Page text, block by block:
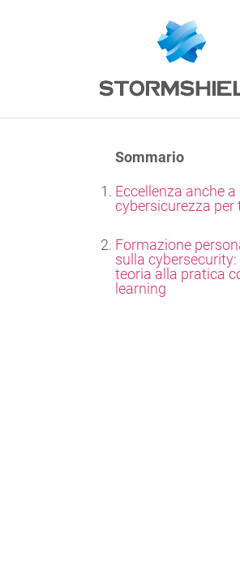
Sommario
Eccellenza anche
cybersicurezza per
Formazione
sulla cybersecurity:
teoria alla pratica
learning